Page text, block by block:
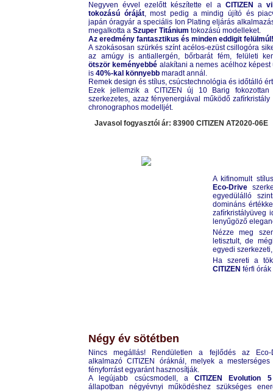
Negyven évvel ezelőtt készítette el aCITIZEN a
tokozású óráját, most pedig a mindig újító és
japán óragyár a speciális Ion Plating eljárás
megalkotta a Szuper Titánium tokozású modelleket.
Az eredmény fantasztikus és minden eddigit felülmúl!
A szokásosan szürkés színt acélos-ezüst csillogóra
az amúgy is antiallergén, bőrbarát fém, felületi
ötször keményebbé alakítani a nemes acélhoz képest
is 40%-kal könnyebb maradt annál.
Remek design és stílus, csúcstechnológia és időtálló
Ezek jellemzik a CITIZEN új 10 Barig fokozottan
szerkezetes, azaz fényenergiával működő
chronographos modelljét.
Javasol fogyasztói ár: 83900 CITIZEN AT2020-06E
A kifinomult
Eco-Drive
egyedülálló
domináns
zafírkristályüveg
lenyűgöző
Nézze meg
letisztult, de
egyedi
Ha szereti a
CITIZEN férfi
Négy év sötétben
Nincs megállás! Rendületlen a fejlődés az Eco-
alkalmazó CITIZEN óráknál, melyek a
fényforrást egyaránt hasznosítják.
A legújabb csúcsmodell, a CITIZEN Evolution 5
állapotban négyévnyi működéshez szükséges